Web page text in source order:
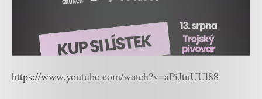
https://www.youtube.com/watch?v=aPiJtnUUl88